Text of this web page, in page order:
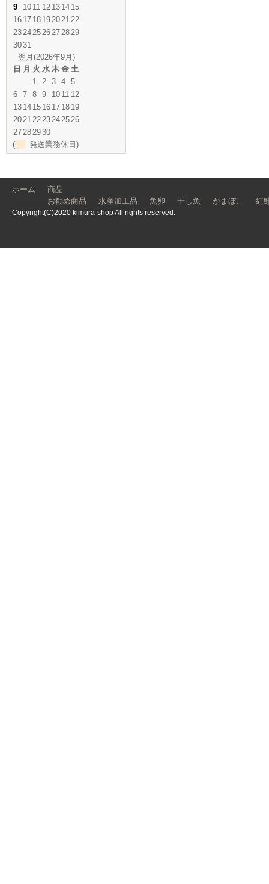
9
10 11 12 13 14 15
16 17 18 19202122
23242526272829
3031
翌月(2026年9月)
日 月 火 水 木 金 土
1 2 3 4 5
6 7 8 9 10 11 12
13 14 15 16 17 18 19
20212223242526
27282930
(
発送業務休日)
ホーム
商品
お勧め商品
水産加工品 魚卵 干し魚 かまぼこ 紅
Copyright(C)2020 kimura-shop All rights reserved.